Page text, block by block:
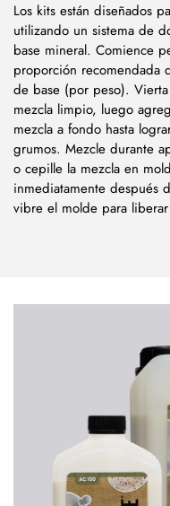
Los kits están diseñados
utilizando un sistema de
base mineral. Comience
proporción
de base (por peso).
mezcla limpio, luego
mezcla a fondo hasta
grumos. Mezcle durante
o cepille la mezcla en
inmediatamente después
vibre el molde para